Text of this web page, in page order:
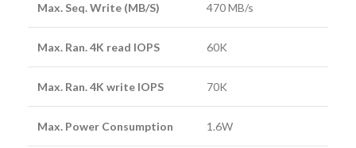
Max. Seq. Write (MB/S) 470 MB/s
Max. Ran. 4K read IOPS 60K
Max. Ran. 4K write IOPS 70K
Max. Power Consumption 1.6W